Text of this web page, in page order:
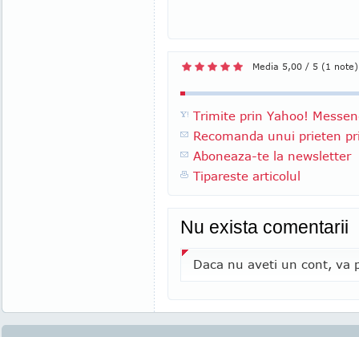
Media 5,00 / 5 (1 note)
Trimite prin Yahoo!
Recomanda unui prieten
Aboneaza-te la newsletter
Tipareste articolul
Nu exista comentarii
Daca nu aveti un cont, va